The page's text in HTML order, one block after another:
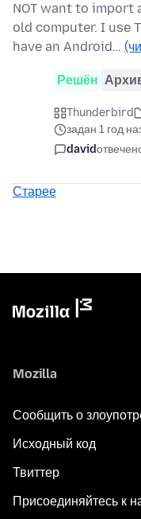
NOT want to import
old computer. I use
have an Android…
Решён
Thunderbird
задан 1 год
david
Старее
Mozilla
Сообщить о
Исходный код
Твиттер
Присоединяйтесь к